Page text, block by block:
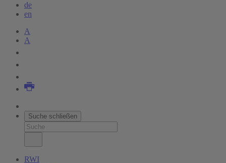
de
en
A
A
Suche schließen
RWI